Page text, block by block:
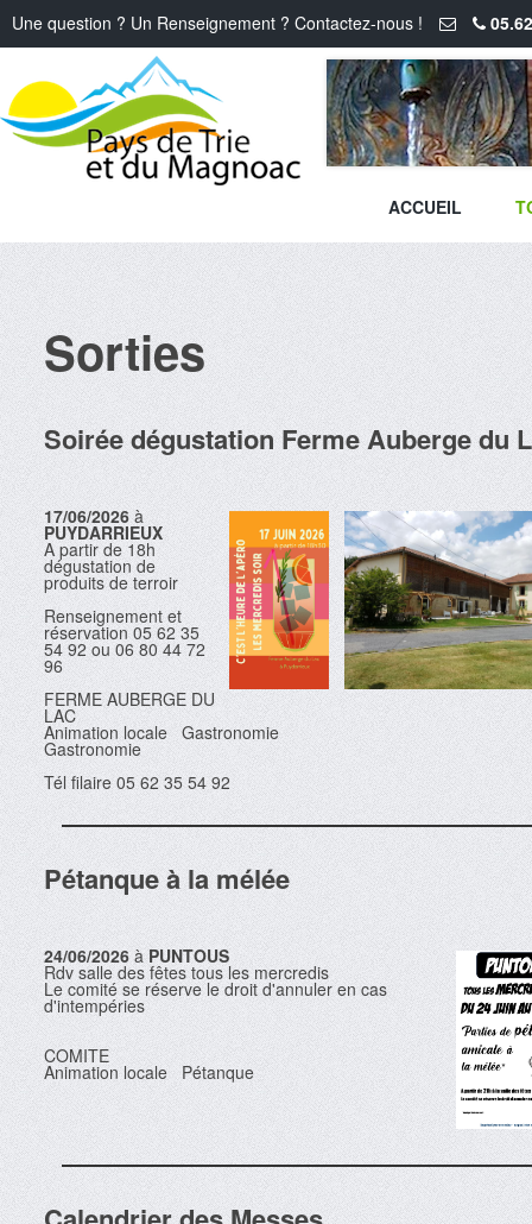
Une question ? Un Renseignement ? Contactez-nous !
ACCUEIL
Sorties
Soirée dégustation Ferme Auberge du
17/06/2026 à
PUYDARRIEUX
A partir de 18h
dégustation de
produits de terroir
Renseignement et
réservation 05 62 35
54 92 ou 06 80 44 72
96
FERME AUBERGE DU
LAC
Animation locale Gastronomie
Gastronomie
Tél filaire 05 62 35 54 92
Pétanque à la mélée
24/06/2026 à PUNTOUS
Rdv salle des fêtes tous les mercredis
Le comité se réserve le droit d'annuler en cas
d'intempéries
COMITE
Animation locale Pétanque